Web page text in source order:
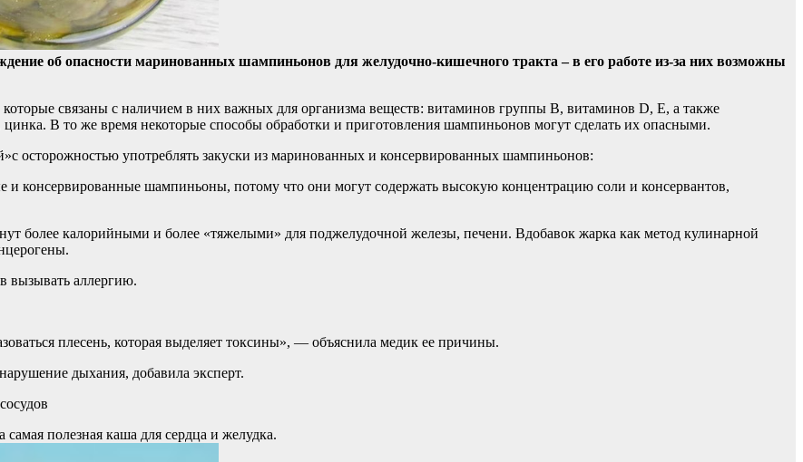
об опасности маринованных шампиньонов для желудочно-кишечного тракта – в его работе из-за них возможны
связаны с наличием в них важных для организма веществ: витаминов группы В, витаминов D, E, а также
В то же время некоторые способы обработки и приготовления шампиньонов могут сделать их опасными.
осторожностью употреблять закуски из маринованных и консервированных шампиньонов:
консервированные шампиньоны, потому что они могут содержать высокую концентрацию соли и консервантов,
более калорийными и более «тяжелыми» для поджелудочной железы, печени. Вдобавок жарка как метод кулинарной
вызывать аллергию.
плесень, которая выделяет токсины», — объяснила медик ее причины.
дыхания, добавила эксперт.
полезная каша для сердца и желудка.